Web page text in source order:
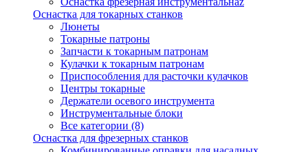
Оснастка для токарных станков
Люнеты
Токарные патроны
Запчасти к токарным патронам
Кулачки к токарным патронам
Приспособления для расточки кулачков
Центры токарные
Держатели осевого инструмента
Инструментальные блоки
Все категории (8)
Оснастка для фрезерных станков